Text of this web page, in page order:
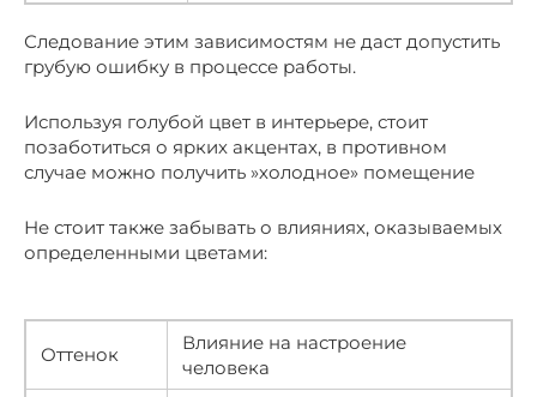
Следование этим зависимостям не даст допустить
грубую ошибку в процессе работы.
Используя голубой цвет в интерьере, стоит
позаботиться о ярких акцентах, в противном
случае можно получить »холодное» помещение
Не стоит также забывать о влияниях, оказываемых
определенными цветами:
Оттенок
Влияние на настроение
человека